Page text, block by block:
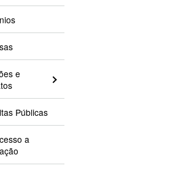
e
Públicas
a